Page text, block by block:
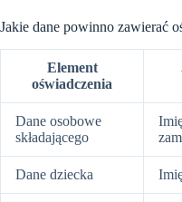
Jakie dane powinno zawierać
Element
oświadczenia
Dane osobowe
składającego
Dane dziecka